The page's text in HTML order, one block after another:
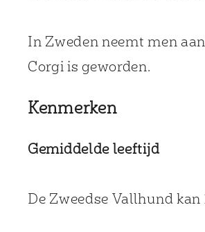
In Zweden neemt men
Corgi is geworden.
Kenmerken
Gemiddelde leeftijd
De Zweedse Vallhund